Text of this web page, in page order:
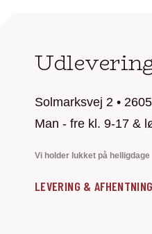
Solmarksvej 2 •
Man - fre kl. 9-17 &
Vi holder lukket på helligdage
LEVERING & AFHENTNING